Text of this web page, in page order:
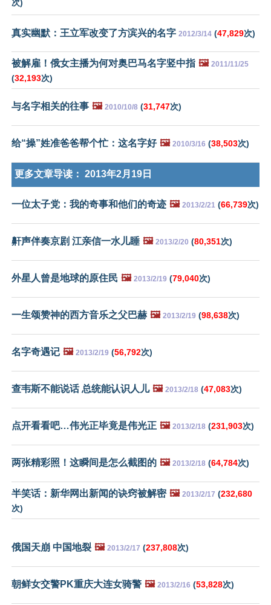
次)
真实幽默：王立军改变了方滨兴的名字 2012/3/14 (47,829次)
被解雇！俄女主播为何对奥巴马名字竖中指 🖼️ 2011/11/25
(32,193次)
与名字相关的往事 🖼️ 2010/10/8 (31,747次)
给“操”姓准爸爸帮个忙：这名字好 🖼️ 2010/3/16 (38,503次)
更多文章导读： 2013年2月19日
一位太子党：我的奇事和他们的奇迹 🖼️ 2013/2/21 (66,739次)
鼾声伴奏京剧 江亲信一水儿睡 🖼️ 2013/2/20 (80,351次)
外星人曾是地球的原住民 🖼️ 2013/2/19 (79,040次)
一生颂赞神的西方音乐之父巴赫 🖼️ 2013/2/19 (98,638次)
名字奇遇记 🖼️ 2013/2/19 (56,792次)
查韦斯不能说话 总统能认识人儿 🖼️ 2013/2/18 (47,083次)
点开看看吧…伟光正毕竟是伟光正 🖼️ 2013/2/18 (231,903次)
两张精彩照！这瞬间是怎么截图的 🖼️ 2013/2/18 (64,784次)
半笑话：新华网出新闻的诀窍被解密 🖼️ 2013/2/17 (232,680
次)
俄国天崩 中国地裂 🖼️ 2013/2/17 (237,808次)
朝鲜女交警PK重庆大连女骑警 🖼️ 2013/2/16 (53,828次)